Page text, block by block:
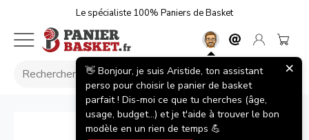
Le spécialiste 100% Paniers de Basket
👋 Bonjour, je suis Aristide, ton assistant
perso pour choisir le panier de basket
parfait ! Dis-moi ce que tu cherches (âge,
usage, budget...) et je t'aide à trouver le bon
modèle en un rien de temps 💪
×